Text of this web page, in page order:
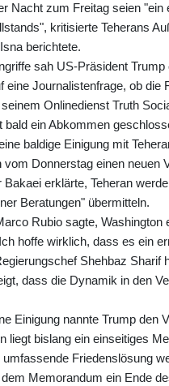
Nacht zum Freitag seien
kritisierte Teherans
berichtete.
sah US-Präsident
eine Journalistenfrage, ob
Onlinedienst Truth
bald ein Abkommen
baldige Einigung mit
vom Donnerstag einen neuen
erklärte, Teheran
Beratungen" übermitteln.
Rubio sagte,
hoffe wirklich, dass es ein
Shehbaz Sharif
dass die Dynamik in den
Einigung nannte Trump den
liegt bislang ein einseitiges
Friedenslösung
Memorandum ein Ende